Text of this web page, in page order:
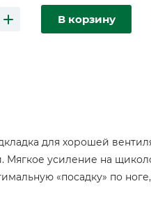
В корзину
для хорошей
усиление на
«посадку» по